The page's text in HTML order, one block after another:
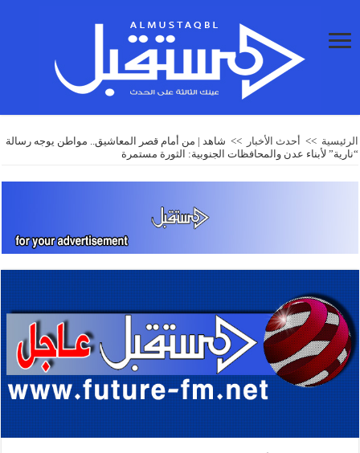
الرئيسية >> أحدث الأخبار >> شاهد | من أمام قصر المعاشيق.. مواطن يوجه رسالة
“نارية” لأبناء عدن والمحافظات الجنوبية: الثورة مستمرة